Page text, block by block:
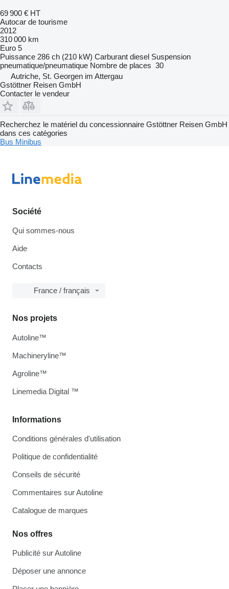
69 900 € HT
Autocar de tourisme
2012
310 000 km
Euro 5
Puissance 286 ch (210 kW) Carburant diesel Suspension
pneumatique/pneumatique Nombre de places 30
Autriche, St. Georgen im Attergau
Gstöttner Reisen GmbH
Contacter le vendeur
Recherchez le matériel du concessionnaire Gstöttner Reisen GmbH
dans ces catégories
Bus Minibus
Société
Qui sommes-nous
Aide
Contacts
France / français
Informations
Conditions générales d'utilisation
Politique de confidentialité
Conseils de sécurité
Commentaires sur Autoline
Catalogue de marques
Nos offres
Publicité sur Autoline
Déposer une annonce
Nos projets
Autoline™
Machineryline™
Agroline™
Linemedia Digital ™